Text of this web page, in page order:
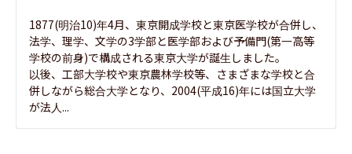
1877(明治10)年4月、東京開成学校と東京医学校が合併し、
法学、理学、文学の3学部と医学部および予備門(第一高等
学校の前身)で構成される東京大学が誕生しました。
以後、工部大学校や東京農林学校等、さまざまな学校と合
併しながら総合大学となり、2004(平成16)年には国立大学
が法人...